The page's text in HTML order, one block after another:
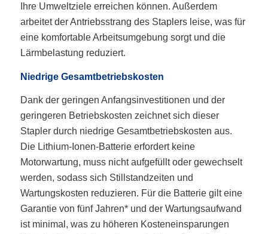
Ihre Umweltziele erreichen können. Außerdem
arbeitet der Antriebsstrang des Staplers leise, was für
eine komfortable Arbeitsumgebung sorgt und die
Lärmbelastung reduziert.
Niedrige Gesamtbetriebskosten
Dank der geringen Anfangsinvestitionen und der
geringeren Betriebskosten zeichnet sich dieser
Stapler durch niedrige Gesamtbetriebskosten aus.
Die Lithium-Ionen-Batterie erfordert keine
Motorwartung, muss nicht aufgefüllt oder gewechselt
werden, sodass sich Stillstandzeiten und
Wartungskosten reduzieren. Für die Batterie gilt eine
Garantie von fünf Jahren* und der Wartungsaufwand
ist minimal, was zu höheren Kosteneinsparungen